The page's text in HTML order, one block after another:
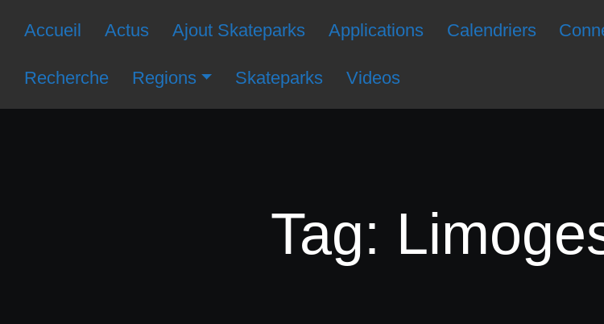
Accueil Actus Ajout Skateparks Applications Calendriers
Recherche Regions Skateparks Videos
Tag: